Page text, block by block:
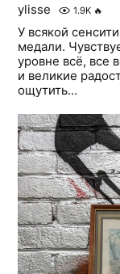
ylisse 1.9K 🔥
У всякой
медали.
уровне всё, все
и великие
ощутить...